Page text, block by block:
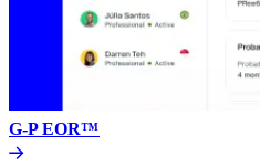
G-P EOR™​​